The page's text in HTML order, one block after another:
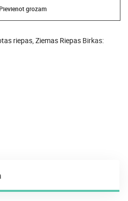
grozam
riepas, Ziemas Riepas Birkas: